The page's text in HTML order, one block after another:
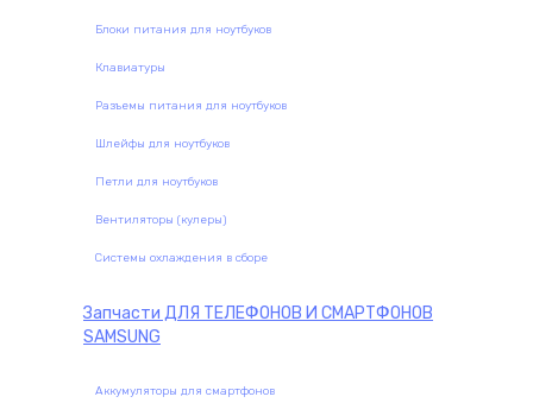
Блоки питания для ноутбуков
Клавиатуры
Разъемы питания для ноутбуков
Шлейфы для ноутбуков
Петли для ноутбуков
Вентиляторы (кулеры)
Системы охлаждения в сборе
Запчасти ДЛЯ ТЕЛЕФОНОВ И СМАРТФОНОВ
SAMSUNG
Аккумуляторы для смартфонов